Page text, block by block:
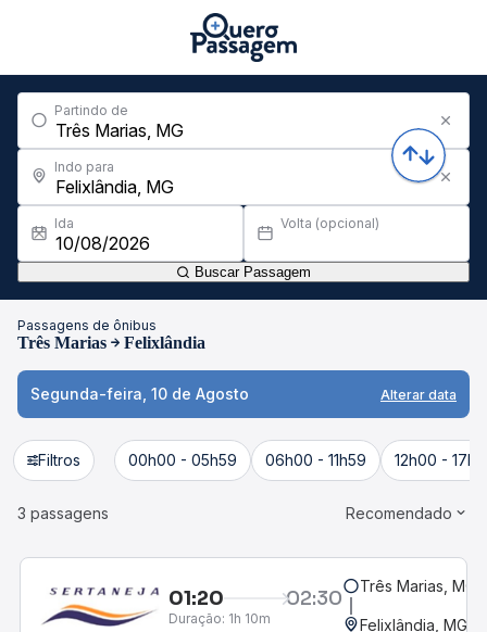
Partindo de
Indo para
Ida Volta (opcional)
Buscar Passagem
Passagens de ônibus
Três Marias Felixlândia
Segunda-feira, 10 de Agosto Alterar data
Filtros 00h00 - 05h59 06h00 - 11h59 12h00 -
3 passagens Recomendado
01:20 02:30
Duração: 1h 10m
Três Marias, MG
Felixlândia, MG